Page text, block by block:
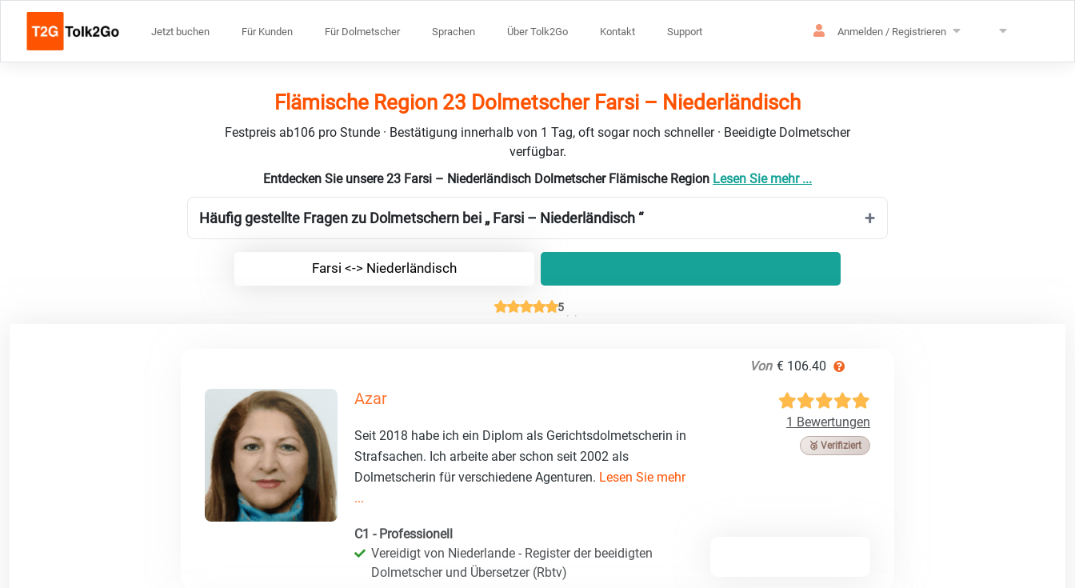
Jetzt buchen Für Kunden Für Dolmetscher Sprachen Über Tolk2Go Kontakt Support Anmelden / Registrieren
Flämische Region 23 Dolmetscher Farsi – Niederländisch
Festpreis ab106 pro Stunde · Bestätigung innerhalb von 1 Tag, oft sogar noch schneller · Beeidigte Dolmetscher
verfügbar.
Entdecken Sie unsere 23 Farsi – Niederländisch Dolmetscher Flämische Region Lesen Sie mehr ...
Häufig gestellte Fragen zu Dolmetschern bei „ Farsi – Niederländisch “
Farsi <-> Niederländisch
5
Von € 106.40
Azar
1 Bewertungen
🥉 Verifiziert
Seit 2018 habe ich ein Diplom als Gerichtsdolmetscherin in
Strafsachen. Ich arbeite aber schon seit 2002 als
Dolmetscherin für verschiedene Agenturen. Lesen Sie mehr
...
C1 - Professionell
Vereidigt von Niederlande - Register der beeidigten
Dolmetscher und Übersetzer (Rbtv)